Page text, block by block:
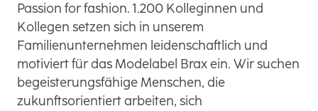
Passion for fashion. 1.200 Kolleginnen und
Kollegen setzen sich in unserem
Familienunternehmen leidenschaftlich und
motiviert für das Modelabel Brax ein. Wir suchen
begeisterungsfähige Menschen, die
zukunftsorientiert arbeiten, sich